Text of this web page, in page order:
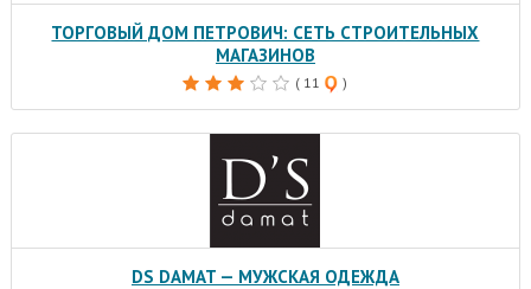
ТОРГОВЫЙ ДОМ ПЕТРОВИЧ: СЕТЬ СТРОИТЕЛЬНЫХ
МАГАЗИНОВ
( 11 )
DS DAMAT — МУЖСКАЯ ОДЕЖДА